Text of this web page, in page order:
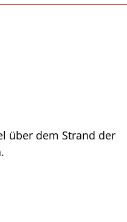
über dem Strand der